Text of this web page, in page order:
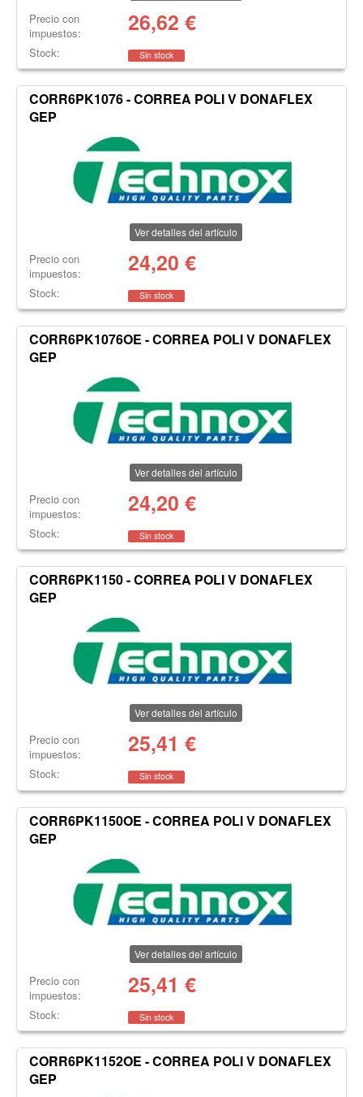
Precio con
impuestos:
26,62 €
Stock: Sin stock
CORR6PK1076 - CORREA POLI V DONAFLEX
GEP
Ver detalles del artículo
Precio con
impuestos:
24,20 €
Stock: Sin stock
CORR6PK1076OE - CORREA POLI V DONAFLEX
GEP
Ver detalles del artículo
Precio con
impuestos:
24,20 €
Stock: Sin stock
CORR6PK1150 - CORREA POLI V DONAFLEX
GEP
Ver detalles del artículo
Precio con
impuestos:
25,41 €
Stock: Sin stock
CORR6PK1150OE - CORREA POLI V DONAFLEX
GEP
Ver detalles del artículo
Precio con
impuestos:
25,41 €
Stock: Sin stock
CORR6PK1152OE - CORREA POLI V DONAFLEX
GEP